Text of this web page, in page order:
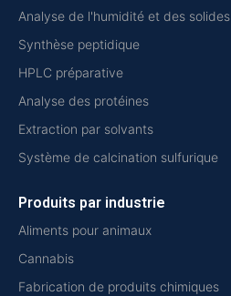
Analyse de l'humidité et des solides
Synthèse peptidique
HPLC préparative
Analyse des protéines
Extraction par solvants
Système de calcination sulfurique
Produits par industrie
Aliments pour animaux
Cannabis
Fabrication de produits chimiques